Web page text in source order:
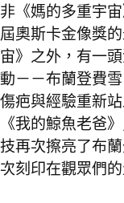
非《媽的多重宇
屆奧斯卡金像獎
宙》之外，有一
動－－布蘭登費
傷疤與經驗重新
《我的鯨魚老爸
技再次擦亮了布
次刻印在觀眾們